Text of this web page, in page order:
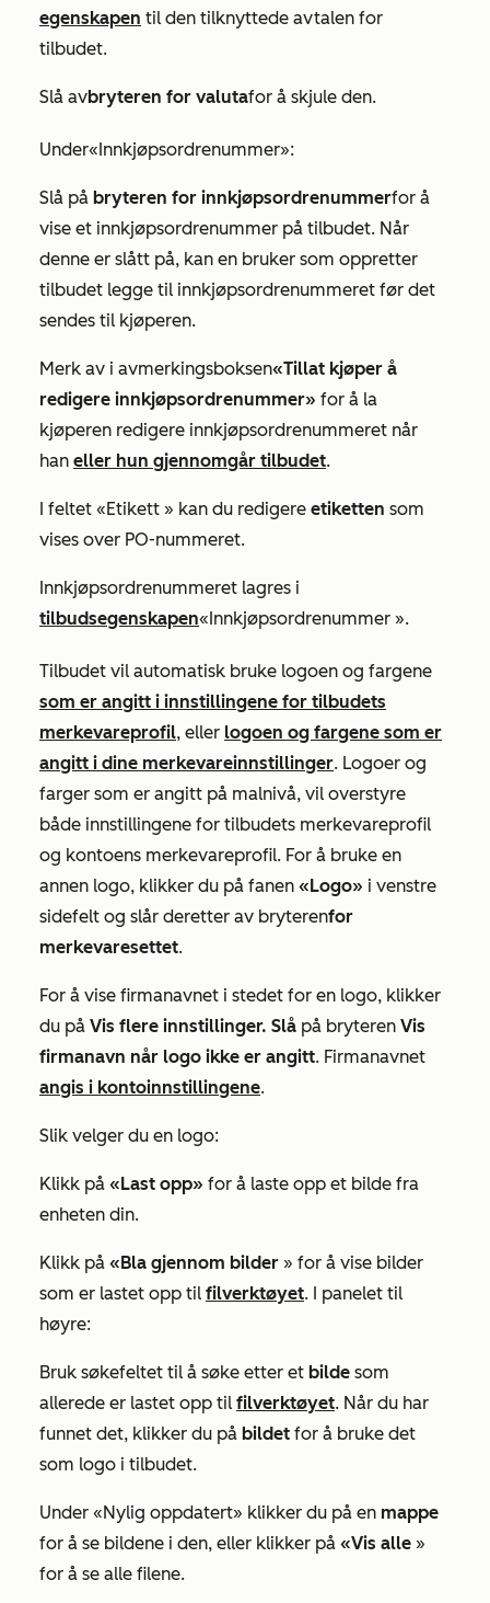
egenskapen til den tilknyttede avtalen for
tilbudet.
Slå avbryteren for valutafor å skjule den.
Under«Innkjøpsordrenummer»:
Slå på bryteren for innkjøpsordrenummerfor å
vise et innkjøpsordrenummer på tilbudet. Når
denne er slått på, kan en bruker som oppretter
tilbudet legge til innkjøpsordrenummeret før det
sendes til kjøperen.
Merk av i avmerkingsboksen«Tillat kjøper å
redigere innkjøpsordrenummer» for å la
kjøperen redigere innkjøpsordrenummeret når
han eller hun gjennomgår tilbudet.
I feltet «Etikett » kan du redigere etiketten som
vises over PO-nummeret.
Innkjøpsordrenummeret lagres i
tilbudsegenskapen«Innkjøpsordrenummer ».
Tilbudet vil automatisk bruke logoen og fargene
som er angitt i innstillingene for tilbudets
merkevareprofil, eller logoen og fargene som er
angitt i dine merkevareinnstillinger. Logoer og
farger som er angitt på malnivå, vil overstyre
både innstillingene for tilbudets merkevareprofil
og kontoens merkevareprofil. For å bruke en
annen logo, klikker du på fanen «Logo» i venstre
sidefelt og slår deretter av bryterenfor
merkevaresettet.
For å vise firmanavnet i stedet for en logo, klikker
du på Vis flere innstillinger. Slå på bryteren Vis
firmanavn når logo ikke er angitt. Firmanavnet
angis i kontoinnstillingene.
Slik velger du en logo:
Klikk på «Last opp» for å laste opp et bilde fra
enheten din.
Klikk på «Bla gjennom bilder » for å vise bilder
som er lastet opp til filverktøyet. I panelet til
høyre:
Bruk søkefeltet til å søke etter et bilde som
allerede er lastet opp til filverktøyet. Når du har
funnet det, klikker du på bildet for å bruke det
som logo i tilbudet.
Under «Nylig oppdatert» klikker du på en mappe
for å se bildene i den, eller klikker på «Vis alle »
for å se alle filene.